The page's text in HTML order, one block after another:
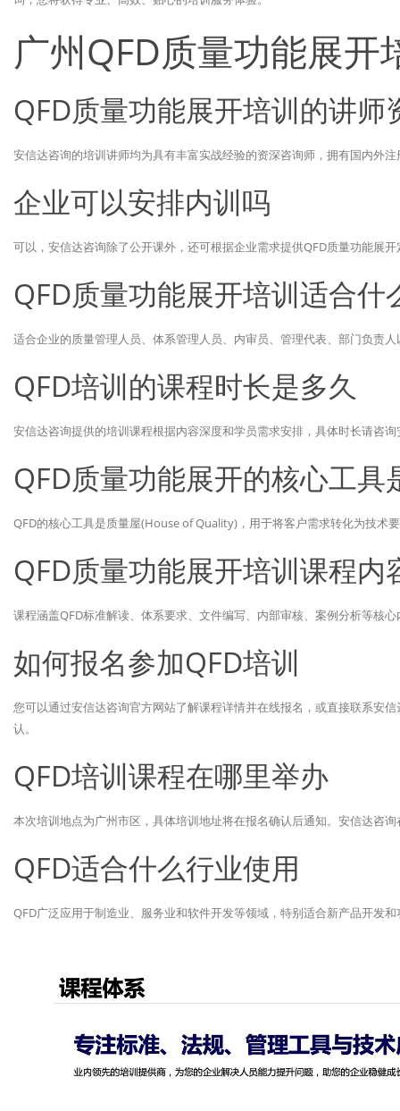
广州QFD质量功能展开
QFD质量功能展开培训的讲师
安信达咨询的培训讲师均为具有丰富实战经验的资深咨询师，拥有国内外
企业可以安排内训吗
可以，安信达咨询除了公开课外，还可根据企业需求提供QFD质量功能展
QFD质量功能展开培训适合什
适合企业的质量管理人员、体系管理人员、内审员、管理代表、部门负责
QFD培训的课程时长是多久
安信达咨询提供的培训课程根据内容深度和学员需求安排，具体时长请咨
QFD质量功能展开的核心工具
QFD的核心工具是质量屋(House of Quality)，用于将客户需求转化为技术
QFD质量功能展开培训课程内
课程涵盖QFD标准解读、体系要求、文件编写、内部审核、案例分析等核
如何报名参加QFD培训
您可以通过安信达咨询官方网站了解课程详情并在线报名，或直接联系安
认。
QFD培训课程在哪里举办
本次培训地点为广州市区，具体培训地址将在报名确认后通知。安信达咨
QFD适合什么行业使用
QFD广泛应用于制造业、服务业和软件开发等领域，特别适合新产品开发